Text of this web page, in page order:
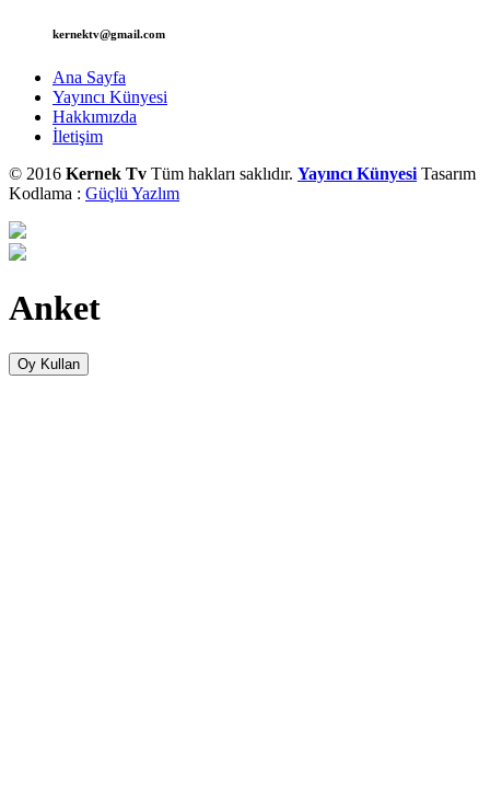
kernektv@gmail.com
Ana Sayfa
Yayıncı Künyesi
Hakkımızda
İletişim
© 2016 Kernek Tv Tüm hakları saklıdır. Yayıncı Künyesi Tasarım
Kodlama : Güçlü Yazlım
Anket